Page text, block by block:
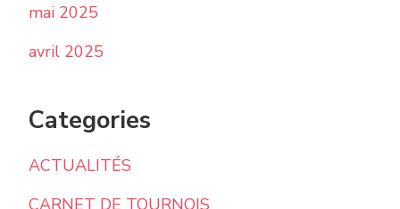
mai 2025
avril 2025
Categories
ACTUALITÉS